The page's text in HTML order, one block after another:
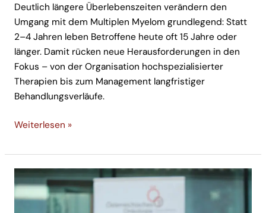
Deutlich längere Überlebenszeiten verändern den
Umgang mit dem Multiplen Myelom grundlegend: Statt
2–4 Jahren leben Betroffene heute oft 15 Jahre oder
länger. Damit rücken neue Herausforderungen in den
Fokus – von der Organisation hochspezialisierter
Therapien bis zum Management langfristiger
Behandlungsverläufe.
Weiterlesen »
Klinische
Forschung